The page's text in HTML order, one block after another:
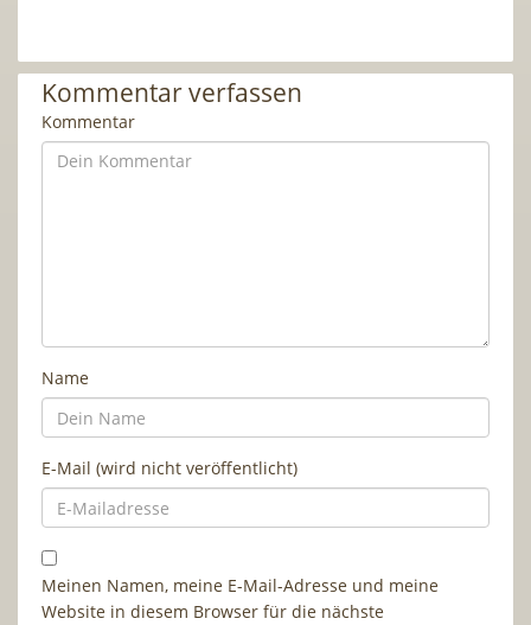
Kommentar verfassen
Kommentar
Name
E-Mail (wird nicht veröffentlicht)
Meinen Namen, meine E-Mail-Adresse und meine
Website in diesem Browser für die nächste